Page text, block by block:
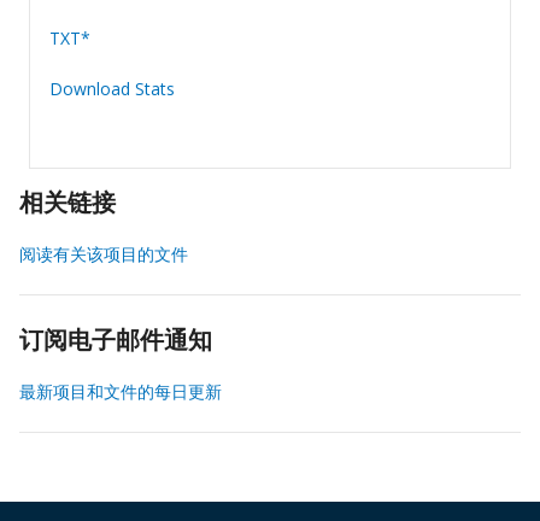
TXT*
Download Stats
相关链接
阅读有关该项目的文件
订阅电子邮件通知
最新项目和文件的每日更新